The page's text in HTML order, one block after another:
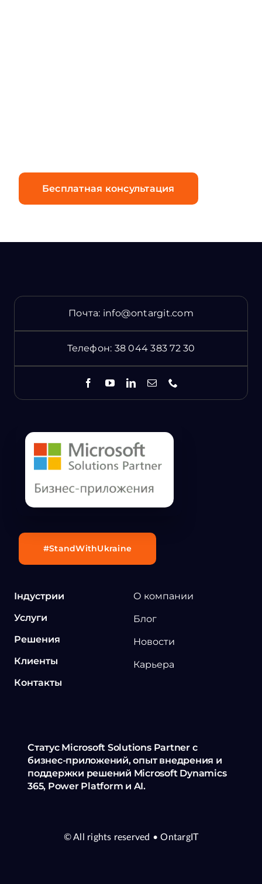
Бесплатная консультация
Почта: info@ontargit.com
Телефон: 38 044 383 72 30
Індустрии
Услуги
Решения
Клиенты
Контакты
О компании
Блог
Новости
Карьера
Статус Microsoft Solutions Partner с
бизнес-приложений, опыт внедрения и
поддержки решений Microsoft Dynamics
365, Power Platform и AI.
#StandWithUkraine
© All rights reserved • OntargIT